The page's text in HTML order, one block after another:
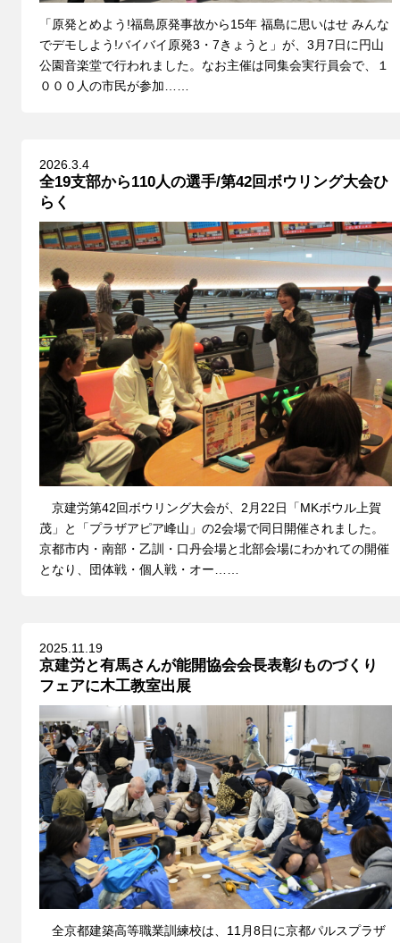
「原発とめよう!福島原発事故から15年 福島に思いはせ みんな
でデモしよう!バイバイ原発3・7きょうと」が、3月7日に円山
公園音楽堂で行われました。なお主催は同集会実行員会で、１
０００人の市民が参加……
2026.3.4
全19支部から110人の選手/第42回ボウリング大会ひ
らく
京建労第42回ボウリング大会が、2月22日「MKボウル上賀
茂」と「プラザアピア峰山」の2会場で同日開催されました。
京都市内・南部・乙訓・口丹会場と北部会場にわかれての開催
となり、団体戦・個人戦・オー……
2025.11.19
京建労と有馬さんが能開協会会長表彰/ものづくり
フェアに木工教室出展
全京都建築高等職業訓練校は、11月8日に京都パルスプラザ